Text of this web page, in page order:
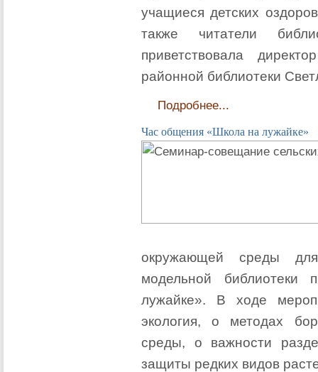
учащиеся детских
также читатели
приветствовала
районной библиотеки
Подробнее...
Час общения «Школа на лужайке»
окружающей среды
модельной
лужайке». В ходе
экология, о методах
среды, о важности
защиты редких видов